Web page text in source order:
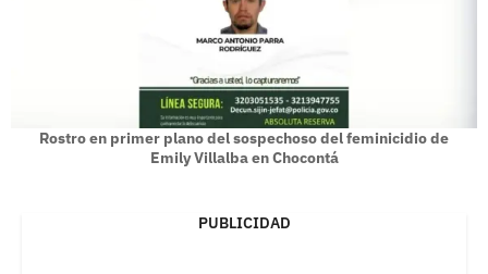
Rostro en primer plano del sospechoso del feminicidio de
Emily Villalba en Chocontá
PUBLICIDAD